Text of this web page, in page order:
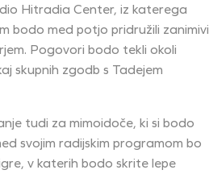
Hitradia Center, iz katerega
bodo med potjo pridružili zanimivi
Pogovori bodo tekli okoli
skupnih zgodb s Tadejem
tudi za mimoidoče, ki si bodo
svojim radijskim programom bo
v katerih bodo skrite lepe